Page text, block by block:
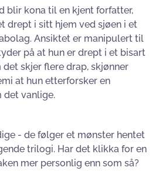
blir kona til en kjent forfatter,
drept i sitt hjem ved sjøen i et
Ansiktet er manipulert til
på at hun er drept i et bisart
skjer flere drap, skjønner
at hun etterforsker en
det vanlige.
- de følger et mønster hentet
trilogi. Har det klikka for en
mer personlig enn som så?